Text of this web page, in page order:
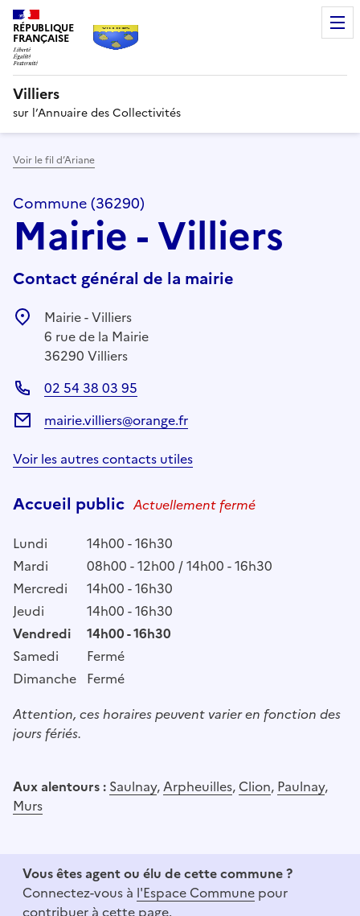
RÉPUBLIQUE
FRANÇAISE
Villiers
sur l’Annuaire des Collectivités
Voir le fil d’Ariane
Commune (36290)
Mairie - Villiers
Contact général de la mairie
Mairie - Villiers
6 rue de la Mairie
36290 Villiers
02 54 38 03 95
mairie.villiers@orange.fr
Voir les autres contacts utiles
Accueil public Actuellement fermé
Lundi
14h00 - 16h30
Mardi
08h00 - 12h00 / 14h00 - 16h30
Mercredi
14h00 - 16h30
Jeudi
14h00 - 16h30
Vendredi
14h00 - 16h30
Samedi
Fermé
Dimanche Fermé
Attention, ces horaires peuvent varier en fonction des
jours fériés.
Aux alentours : Saulnay,Arpheuilles, Clion, Paulnay,
Murs
Vous êtes agent ou élu de cette commune ?
Connectez-vous à l'Espace Commune pour
contribuer à cette page.